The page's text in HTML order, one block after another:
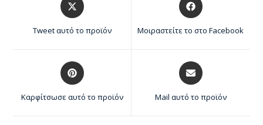
Tweet αυτό το προϊόν Μοιραστείτε το στο Facebook
Καρφίτσωσε αυτό το προϊόν Mail αυτό το προϊόν